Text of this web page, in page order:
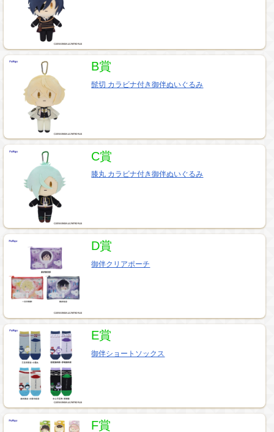
B賞
髭切 カラビナ付き御伴ぬいぐるみ
C賞
膝丸 カラビナ付き御伴ぬいぐるみ
D賞
御伴クリアポーチ
E賞
御伴ショートソックス
F賞